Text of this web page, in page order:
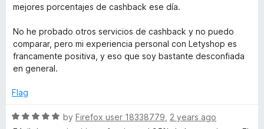
mejores porcentajes de cashback ese día.
No he probado otros servicios de cashback y no puedo
comparar, pero mi experiencia personal con Letyshop es
francamente positiva, y eso que soy bastante desconfiada
en general.
Flag
R
by Firefox user 18338779 2 years ago